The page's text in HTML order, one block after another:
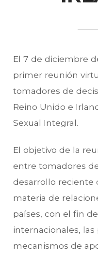
El 7 de diciembre
primer reunión
tomadores de
Reino Unido e
Sexual Integral.
El objetivo de la
entre tomadores
desarrollo reciente
materia de
países, con el fin
internacionales,
mecanismos de